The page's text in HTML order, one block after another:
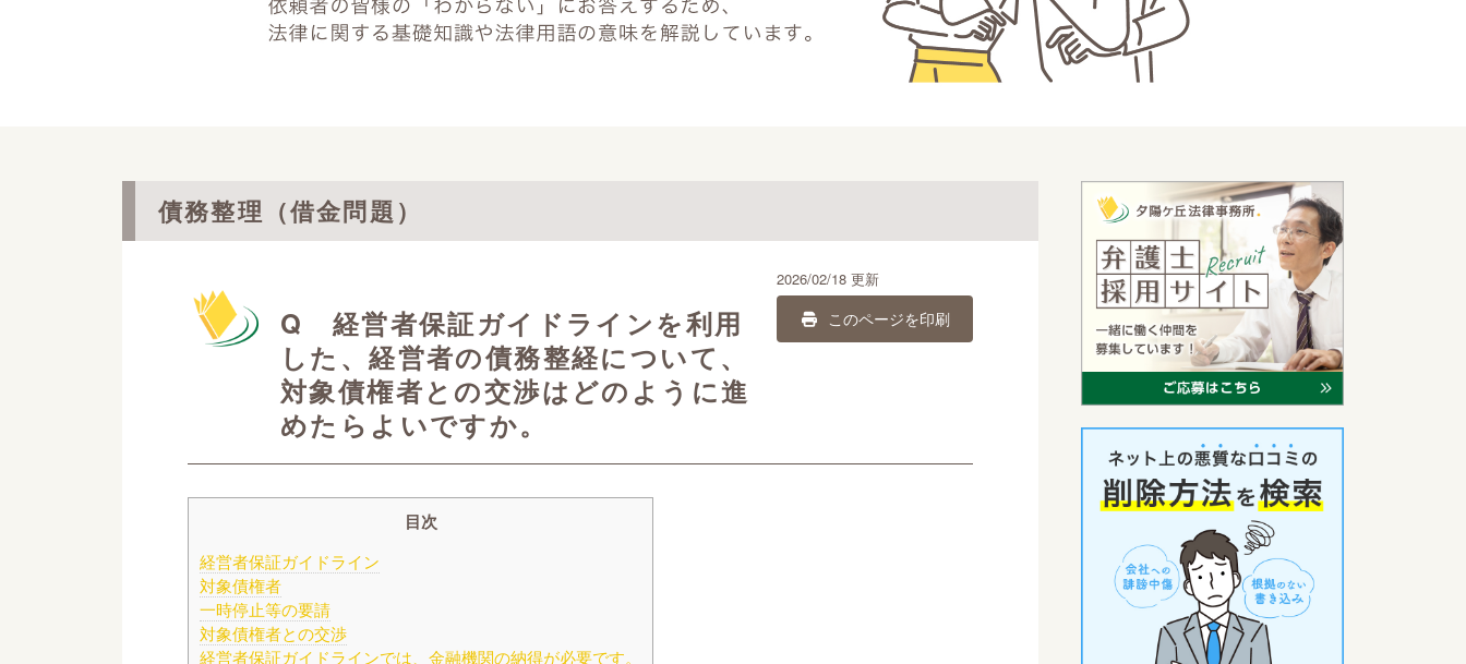
債務整理（借金問題）
Q 経営者保証ガイドラインを利用
した、経営者の債務整経について、
対象債権者との交渉はどのように進
めたらよいですか。
2026/02/18 更新
このページを印刷
目次
経営者保証ガイドライン
対象債権者
一時停止等の要請
対象債権者との交渉
経営者保証ガイドラインでは、金融機関の納得が必要です。